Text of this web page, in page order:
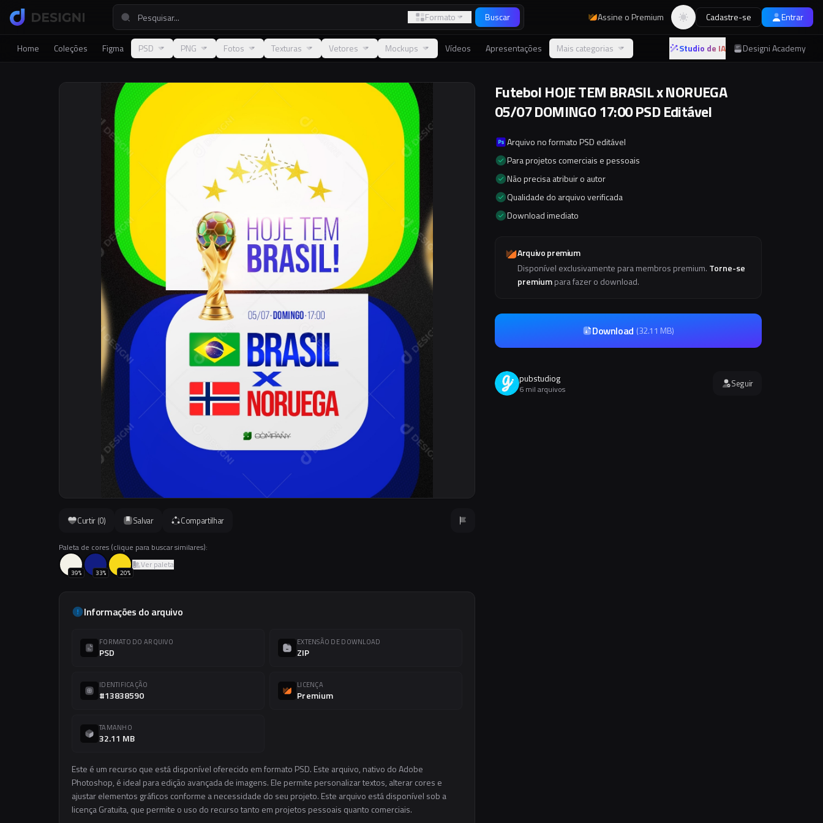
Formato Buscar Assine o Premium Alternar tema
Cadastre-se Entrar
Home Coleções Figma PSD PNG Fotos Texturas Vetores Mockups Vídeos Apresentações Mais categorias Studio de IA Designi Academy
Curtir (0) Salvar Compartilhar
Paleta de cores (clique para buscar similares):
39% 33% 20%
Ver paleta
Informações do arquivo
FORMATO DO ARQUIVO
PSD
EXTENSÃO DE DOWNLOAD
ZIP
IDENTIFICAÇÃO
#13838590
LICENÇA
Premium
TAMANHO
32.11 MB
Este é um recurso que está disponível oferecido em formato PSD. Este arquivo, nativo do Adobe
Photoshop, é ideal para edição avançada de imagens. Ele permite personalizar textos, alterar cores e
ajustar elementos gráficos conforme a necessidade do seu projeto. Este arquivo está disponível sob a
licença Gratuita, que permite o uso do recurso tanto em projetos pessoais quanto comerciais.
Futebol HOJE TEM BRASIL x NORUEGA
05/07 DOMINGO 17:00 PSD Editável
Arquivo no formato PSD editável
Para projetos comerciais e pessoais
Não precisa atribuir o autor
Qualidade do arquivo verificada
Download imediato
Arquivo premium
Disponível exclusivamente para membros premium. Torne-se
premiumpara fazer o download.
Download (32.11 MB)
pubstudiog
6 mil arquivos Seguir